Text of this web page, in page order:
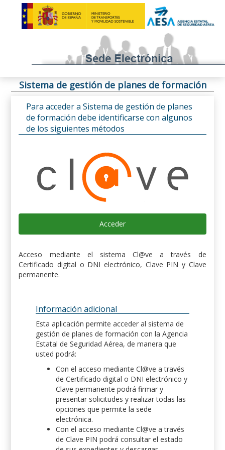
Sistema de gestión de planes de formación
Para acceder a Sistema de gestión de planes
de formación debe identificarse con algunos
de los siguientes métodos
Acceder
Acceso mediante el sistema Cl@ve a través de
Certificado digital o DNI electrónico, Clave PIN y Clave
permanente.
Información adicional
Esta aplicación permite acceder al sistema de
gestión de planes de formación con la Agencia
Estatal de Seguridad Aérea, de manera que
usted podrá:
Con el acceso mediante Cl@ve a través
de Certificado digital o DNI electrónico y
Clave permanente podrá firmar y
presentar solicitudes y realizar todas las
opciones que permite la sede
electrónica.
Con el acceso mediante Cl@ve a través
de Clave PIN podrá consultar el estado